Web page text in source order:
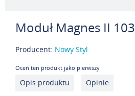
Moduł Magnes II 103
Producent: Nowy Styl
Oceń ten produkt jako pierwszy
Opis produktu
Opinie